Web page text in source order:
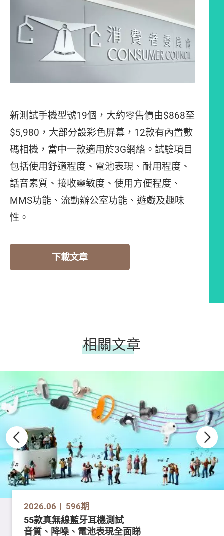
新測試手機型號19個，大約零售價由$868至
$5,980，大部分設彩色屏幕，12款有內置數
碼相機，當中一款適用於3G網絡。試驗項目
包括使用舒適程度、電池表現、耐用程度、
話音素質、接收靈敏度、使用方便程度、
MMS功能、流動辦公室功能、遊戲及趣味
性。
下載文章
相關文章
2026.06 596期
55款真無線藍牙耳機測試
音質、降噪、電池表現全面睇